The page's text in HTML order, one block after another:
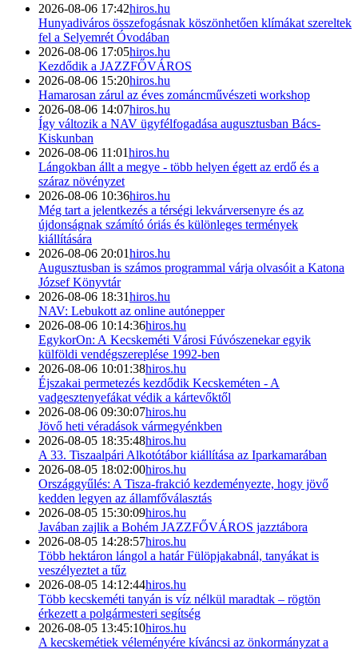
2026-08-06 17:42hiros.hu
Hunyadiváros összefogásnak köszönhetően klímákat szereltek
fel a Selyemrét Óvodában
2026-08-06 17:05hiros.hu
Kezdődik a JAZZFŐVÁROS
2026-08-06 15:20hiros.hu
Hamarosan zárul az éves zománcművészeti workshop
2026-08-06 14:07hiros.hu
Így változik a NAV ügyfélfogadása augusztusban Bács-
Kiskunban
2026-08-06 11:01hiros.hu
Lángokban állt a megye - több helyen égett az erdő és a
száraz növényzet
2026-08-06 10:36hiros.hu
Még tart a jelentkezés a térségi lekvárversenyre és az
újdonságnak számító óriás és különleges termények
kiállítására
2026-08-06 20:01hiros.hu
Augusztusban is számos programmal várja olvasóit a Katona
József Könyvtár
2026-08-06 18:31hiros.hu
NAV: Lebukott az online autónepper
2026-08-06 10:14:36hiros.hu
EgykorOn: A Kecskeméti Városi Fúvószenekar egyik
külföldi vendégszereplése 1992-ben
2026-08-06 10:01:38hiros.hu
Éjszakai permetezés kezdődik Kecskeméten - A
vadgesztenyefákat védik a kártevőktől
2026-08-06 09:30:07hiros.hu
Jövő heti véradások vármegyénkben
2026-08-05 18:35:48hiros.hu
A 33. Tiszaalpári Alkotótábor kiállítása az Iparkamarában
2026-08-05 18:02:00hiros.hu
Országgyűlés: A Tisza-frakció kezdeményezte, hogy jövő
kedden legyen az államfőválasztás
2026-08-05 15:30:09hiros.hu
Javában zajlik a Bohém JAZZFŐVÁROS jazztábora
2026-08-05 14:28:57hiros.hu
Több hektáron lángol a határ Fülöpjakabnál, tanyákat is
veszélyeztet a tűz
2026-08-05 14:12:44hiros.hu
Több kecskeméti tanyán is víz nélkül maradtak – rögtön
érkezett a polgármesteri segítség
2026-08-05 13:45:10hiros.hu
A kecskemétiek véleményére kíváncsi az önkormányzat a